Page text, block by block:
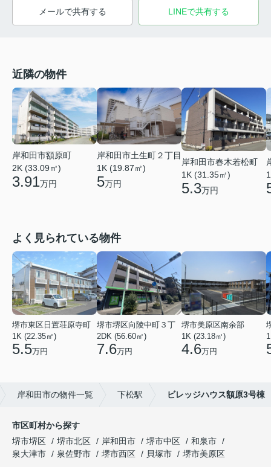
メールで共有する LINEで共有する
近隣の物件
岸和田市額原町
2K (33.09㎡)
3.91万円
岸和田市土生町２丁目
1K (19.87㎡)
5万円
岸和田市春木若松町
1K (31.35㎡)
5.3万円
よく見られている物件
堺市東区日置荘原寺町
1K (22.35㎡)
5.5万円
堺市堺区向陵中町３丁
2DK (56.60㎡)
7.6万円
堺市美原区南余部
1K (23.18㎡)
4.6万円
岸和田市の物件一覧 下松駅 ビレッジハウス額原3号棟
市区町村から探す
堺市堺区
堺市北区 岸和田市 堺市中区
和泉市
泉大津市
泉佐野市 堺市西区 貝塚市
堺市美原区